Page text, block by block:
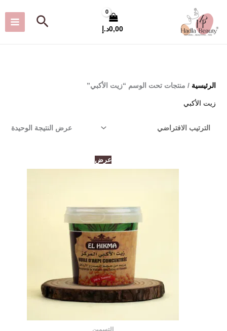
إلى 0,00د.إ
البحث
الرئيسية / منتجات تحت الوسم “زيت الأكبي”
زيت الأكبي
عرض النتيجة الوحيدة
عرض
التسمين
هو:
السعر
الحالي
هو: